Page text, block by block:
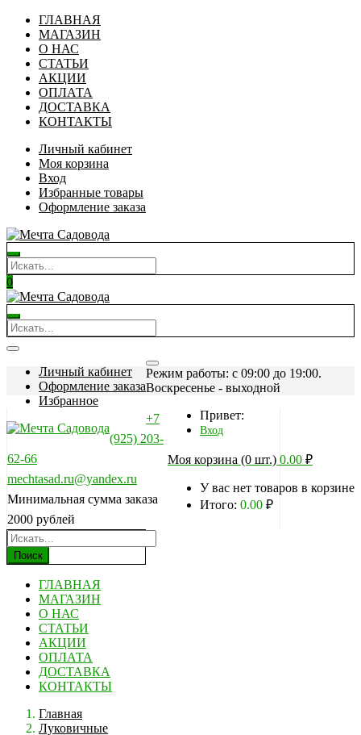
ГЛАВНАЯ
МАГАЗИН
О НАС
СТАТЬИ
АКЦИИ
ОПЛАТА
ДОСТАВКА
КОНТАКТЫ
Личный кабинет
Моя корзина
Вход
Избранные товары
Оформление заказа
0
Личный кабинет
Оформление заказа
Избранное
Режим работы: c 09:00 до 19:00.
Воскресенье - выходной
Привет:
Вход
Моя корзина (0 шт.) 0.00 ₽
У вас нет товаров в корзине
Итого: 0.00 ₽
+7
(925) 203-
62-66
mechtasad.ru@yandex.ru
Минимальная сумма заказа
2000 рублей
Поиск
ГЛАВНАЯ
МАГАЗИН
О НАС
СТАТЬИ
АКЦИИ
ОПЛАТА
ДОСТАВКА
КОНТАКТЫ
Главная
Луковичные